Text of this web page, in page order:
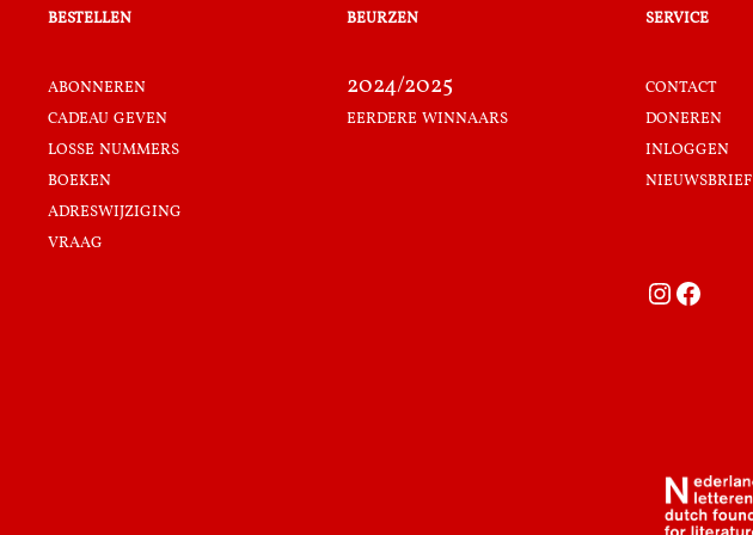
bestellen
abonneren
cadeau geven
losse nummers
boeken
adreswijziging
vraag
beurzen
2024/2025
eerdere winnaars
service
contact
doneren
inloggen
nieuwsbrief
Instagram Facebook